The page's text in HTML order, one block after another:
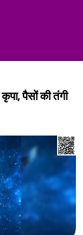
पैसों की तंगी